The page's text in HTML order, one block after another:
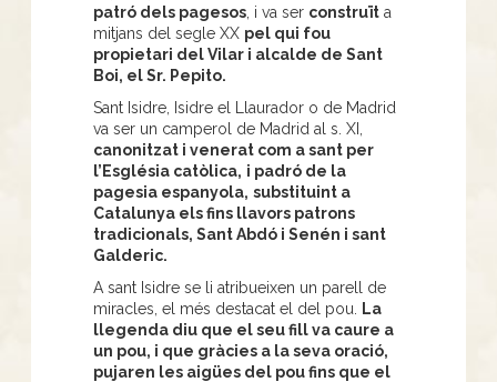
patró dels pagesos , i va ser construït a
mitjans del segle XX pel qui fou
propietari del Vilar i alcalde de Sant
Boi, el Sr. Pepito.
Sant Isidre, Isidre el Llaurador o de Madrid
va ser un camperol de Madrid al s. XI,
canonitzat i venerat com a sant per
l’Església catòlica, i padró de la
pagesia espanyola, substituint a
Catalunya els fins llavors patrons
tradicionals, Sant Abdó i Senén i sant
Galderic.
A sant Isidre se li atribueixen un parell de
miracles, el més destacat el del pou.
La
llegenda diu que el seu fill va caure a
un pou, i que gràcies a la seva oració,
pujaren les aigües del pou fins que el